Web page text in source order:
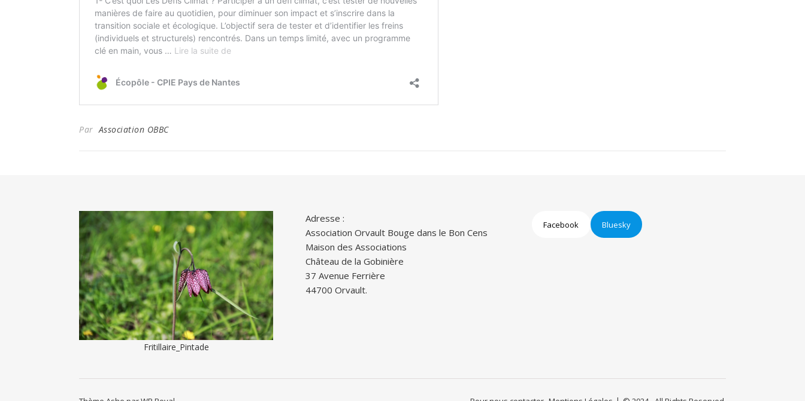
ParAssociation OBBC
Fritillaire_Pintade
Adresse :
Association Orvault Bouge dans le Bon Cens
Maison des Associations
Château de la Gobinière
37 Avenue Ferrière
44700 Orvault.
Facebook Bluesky